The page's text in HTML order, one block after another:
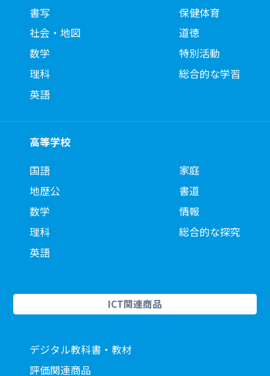
書写
社会・地図
数学
理科
英語
保健体育
道徳
特別活動
総合的な学習
高等学校
国語
地歴公
数学
理科
英語
家庭
書道
情報
総合的な探究
ICT関連商品
デジタル教科書・教材
評価関連商品